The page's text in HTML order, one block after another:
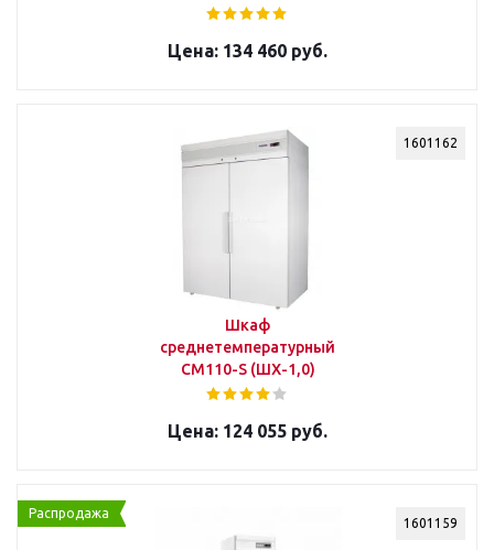
134 460 руб.
1601162
Шкаф
среднетемпературный
СМ110-S (ШХ-1,0)
124 055 руб.
1601159
Распродажа